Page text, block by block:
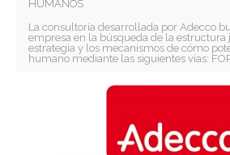
HUMANOS
La consultoría desarrollada por Adecco
empresa en la búsqueda de la estructura
estrategia y los mecanismos de cómo
humano mediante las siguientes vías: